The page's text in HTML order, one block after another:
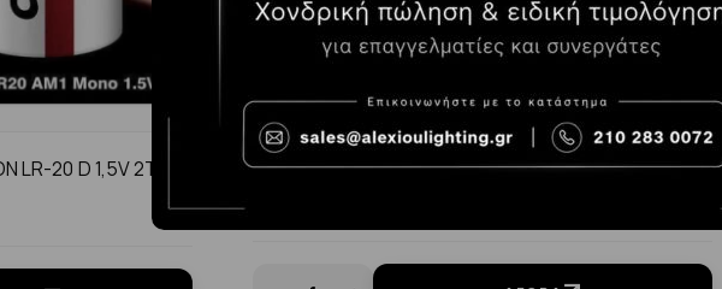
LR-20 D 1,5V 2TMX
ΜΠΑΤΑΡΙΑ ΑΛΚΑΛΙΚΗ CAMELION LR-14 C 1,5V 2TMX